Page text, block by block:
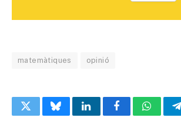
matemàtiques opinió
TwitterBlueskyLinkedInFacebook